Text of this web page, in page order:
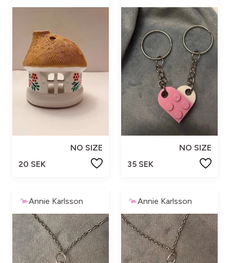
NO SIZE
20 SEK
NO SIZE
35 SEK
Annie Karlsson Annie Karlsson